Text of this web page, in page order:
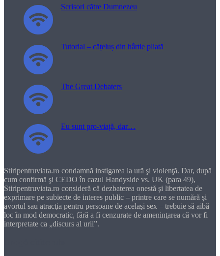
Scrisori către Dumnezeu
Tutorial – cățeluș din hârtie pliată
The Great Debaters
Eu sunt pro-viață, dar…
Stiripentruviata.ro condamnă instigarea la ură şi violenţă. Dar, după
cum confirmă şi CEDO în cazul Handyside vs. UK (para 49),
Stiripentruviata.ro consideră că dezbaterea onestă şi libertatea de
exprimare pe subiecte de interes public – printre care se numără şi
avortul sau atracţia pentru persoane de acelaşi sex – trebuie să aibă
loc în mod democratic, fără a fi cenzurate de ameninţarea că vor fi
interpretate ca „discurs al urii”.